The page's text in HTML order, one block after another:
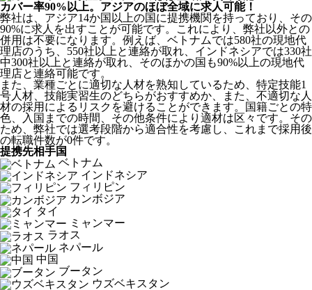
カバー率90%以上。アジアのほぼ全域に求人可能！
弊社は、 アジア14か国以上の国に提携機関を持っており、その
90%に求人を出すことが可能です。これにより、弊社以外との
併用は不要になります。例えば、ベトナムでは580社の現地代
理店のうち、550社以上と連絡が取れ、インドネシアでは330社
中300社以上と連絡が取れ、そのほかの国も90%以上の現地代
理店と連絡可能です。
また、業種ごとに適切な人材を熟知しているため、特定技能1
号人材、技能実習生のどちらがおすすめか、また、不適切な人
材の採用によるリスクを避けることができます。国籍ごとの特
色、入国までの時間、その他条件により適材は区々です。その
ため、弊社では選考段階から適合性を考慮し、これまで採用後
の転職件数が0件です。
提携先相手国
ベトナム
インドネシア
フィリピン
カンボジア
タイ
ミャンマー
ラオス
ネパール
中国
ブータン
ウズベキスタン